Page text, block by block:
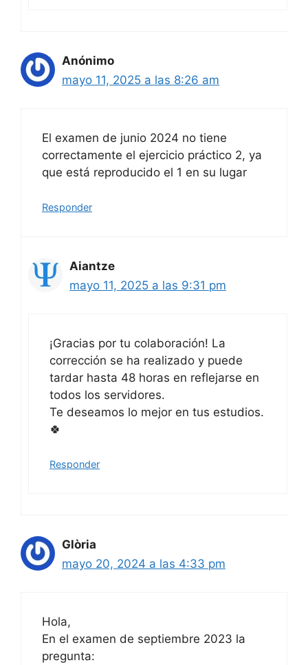
Anónimo
mayo 11, 2025 a las 8:26 am
El examen de junio 2024 no tiene
correctamente el ejercicio práctico 2, ya
que está reproducido el 1 en su lugar
Responder
Aiantze
mayo 11, 2025 a las 9:31 pm
¡Gracias por tu colaboración! La
corrección se ha realizado y puede
tardar hasta 48 horas en reflejarse en
todos los servidores.
Te deseamos lo mejor en tus estudios.
🍀
Responder
Glòria
mayo 20, 2024 a las 4:33 pm
Hola,
En el examen de septiembre 2023 la
pregunta: